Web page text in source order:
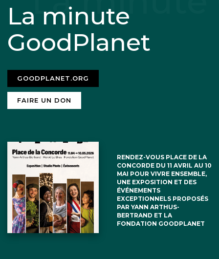
La minute
GoodPlanet
GOODPLANET.ORG
FAIRE UN DON
RENDEZ-VOUS PLACE DE LA
CONCORDE DU 11 AVRIL AU 10
MAI POUR VIVRE ENSEMBLE,
UNE EXPOSITION ET DES
ÉVÉNEMENTS
EXCEPTIONNELS PROPOSÉS
PAR YANN ARTHUS-
BERTRAND ET LA
FONDATION GOODPLANET